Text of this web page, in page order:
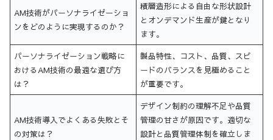
AM技術がパーソナライゼーショ
ンをどのように実現するのか？
積層造形による自由な形状設計
とオンデマンド生産が鍵となり
ます。
パーソナライゼーション戦略に
おけるAM技術の最適な選び方
は？
製品特性、コスト、品質、スピ
ードのバランスを見極めること
が重要です。
AM技術導入でよくある失敗とそ
の対策は？
デザイン制約の理解不足や品質
管理の甘さが原因です。適切な
設計と品質管理体制を確立しま